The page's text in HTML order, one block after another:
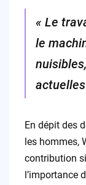
« Le
le
En dépit des
les hommes,
contribution
l’importance